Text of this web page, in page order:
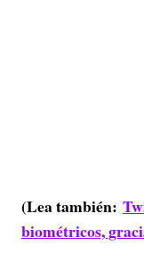
(Lea también:
biométricos,